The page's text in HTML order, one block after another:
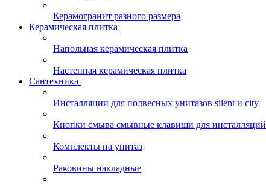
Керамогранит разного размера
Керамическая плитка
Напольная керамическая плитка
Настенная керамическая плитка
Сантехника
Инсталляции для подвесных унитазов silent и city
Кнопки смыва смывные клавиши для инсталляций
Комплекты на унитаз
Раковины накладные